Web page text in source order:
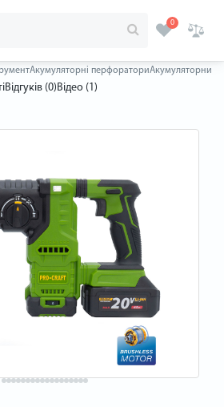
0
Акумуляторні перфораториАкумуляторний
Відгуків (0)Відео (1)